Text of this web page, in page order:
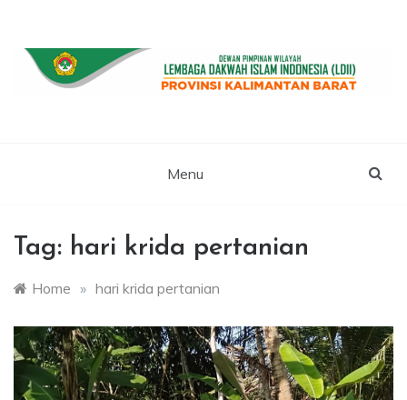
content
KALIMANTAN
BARAT
Menu
Tag: hari krida pertanian
Home » hari krida pertanian